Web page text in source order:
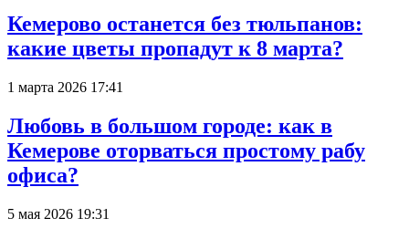
Кемерово останется без тюльпанов:
какие цветы пропадут к 8 марта?
1 марта 2026 17:41
Любовь в большом городе: как в
Кемерове оторваться простому рабу
офиса?
5 мая 2026 19:31